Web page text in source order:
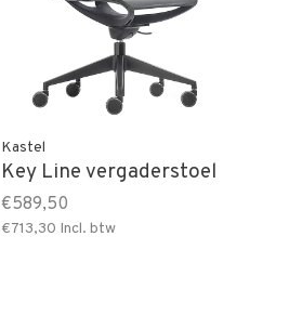
Kastel
Key Line vergaderstoel
€589,50
€713,30 Incl. btw